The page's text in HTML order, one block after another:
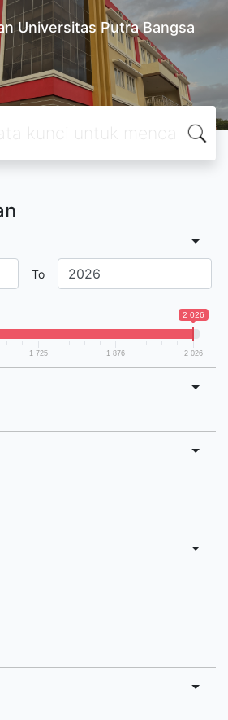
Universitas Putra Bangsa
To
2 026
1 725 1 876 2 026